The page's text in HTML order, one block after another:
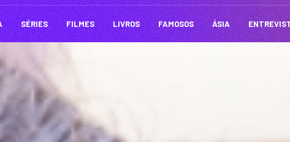
SÉRIES FILMES LIVROS FAMOSOS ÁSIA